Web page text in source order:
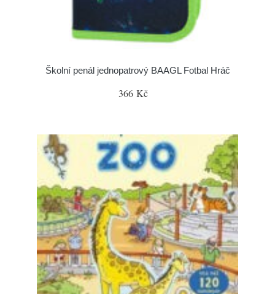
Školní penál jednopatrový BAAGL Fotbal Hráč
366 Kč